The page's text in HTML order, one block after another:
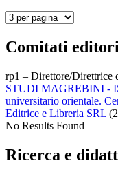
Comitati
rp1 – Direttore/Direttrice
STUDI MAGREBINI -
universitario orientale.
Editrice e Libreria SRL
No Results Found
Ricerca e